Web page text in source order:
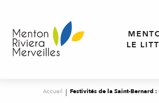
contenu
principal
LE
Accueil Festivités de la Saint-Bernard